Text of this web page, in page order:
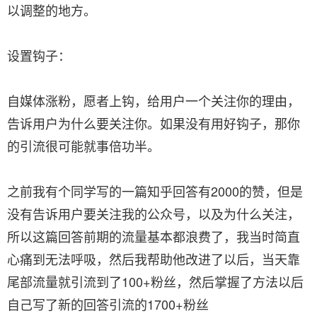
以调整的地方。
设置钩子：
自媒体涨粉，愿者上钩，给用户一个关注你的理由，
告诉用户为什么要关注你。如果没有用好钩子，那你
的引流很可能就事倍功半。
之前我有个同学写的一篇知乎回答有2000的赞，但是
没有告诉用户要关注我的公众号，以及为什么关注，
所以这篇回答前期的流量基本都浪费了，我当时简直
心痛到无法呼吸，然后我帮助他改进了以后，当天靠
尾部流量就引流到了100+粉丝，然后掌握了方法以后
自己写了新的回答引流的1700+粉丝